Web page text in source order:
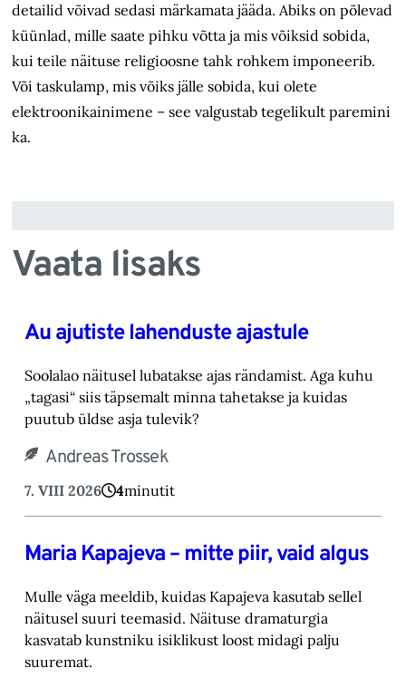
detailid võivad sedasi märkamata jääda. Abiks on põlevad
küünlad, mille saate pihku võtta ja mis võiksid sobida,
kui teile näituse religioosne tahk rohkem imponeerib.
Või taskulamp, mis võiks jälle sobida, kui olete
elektroonikainimene – see valgustab tegelikult paremini
ka.
Vaata lisaks
Au ajutiste lahenduste ajastule
Soolalao näitusel lubatakse ajas rändamist. Aga kuhu
„tagasi“ siis täpsemalt minna tahetakse ‎ja kuidas
puutub üldse asja tulevik?‎
Andreas Trossek
7. VIII 2026 4minutit
Maria Kapajeva – mitte piir, vaid algus
Mulle väga meeldib, kuidas Kapajeva kasutab sellel
näitusel suuri teemasid. Näituse drama‎turgia
kasvatab kunstniku isiklikust loost midagi palju
suuremat.‎